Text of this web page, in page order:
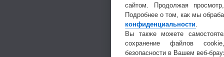
сайтом. Продолжая
Подробнее о том, как мы
конфиденциальности
Вы также можете
сохранение файлов
безопасности в Вашем веб-